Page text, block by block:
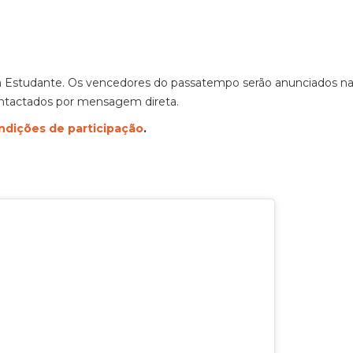
Os vencedores do passatempo serão anunciados
por mensagem direta.
de participação.